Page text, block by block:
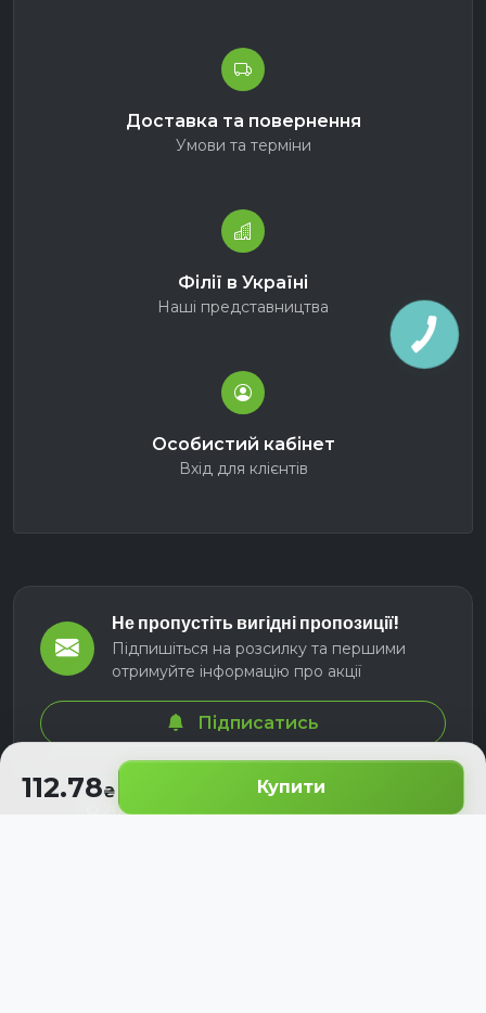
112.78 Купити
Доставка та повернення
Умови та терміни
Філії в Україні
Наші представництва
Особистий кабінет
Вхід для клієнтів
Не пропустіть вигідні пропозиції!
Підпишіться на розсилку та першими
отримуйте інформацію про акції
Підписатись
© 2026 СЕЛМ АГРО. Всі права захищені.